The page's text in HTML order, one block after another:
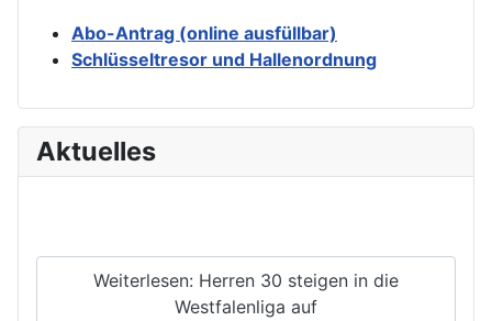
Abo-Antrag (online ausfüllbar)
Schlüsseltresor und Hallenordnung
Aktuelles
Weiterlesen: Herren 30 steigen in die
Westfalenliga auf